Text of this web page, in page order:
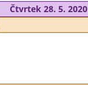
Čtvrtek 28. 5. 2020